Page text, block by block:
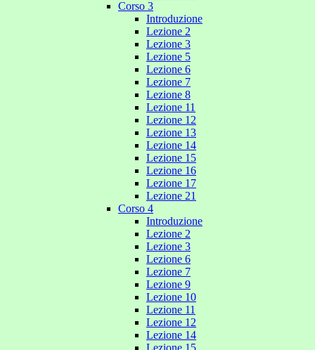
Corso 3
Introduzione
Lezione 2
Lezione 3
Lezione 5
Lezione 6
Lezione 7
Lezione 8
Lezione 11
Lezione 12
Lezione 13
Lezione 14
Lezione 15
Lezione 16
Lezione 17
Lezione 21
Corso 4
Introduzione
Lezione 2
Lezione 3
Lezione 6
Lezione 7
Lezione 9
Lezione 10
Lezione 11
Lezione 12
Lezione 14
Lezione 15